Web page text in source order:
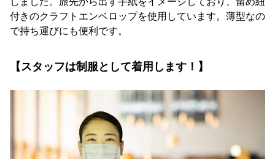
付きのクラフトエンベロップを使用しています。薄型なの
で持ち運びにも便利です。
【スタッフは制服として着用します！】